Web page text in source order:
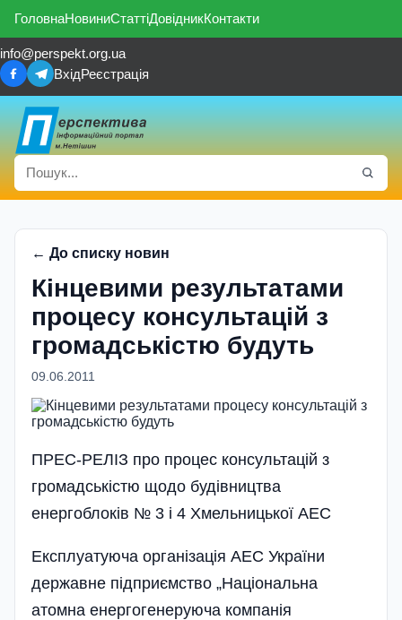
ГоловнаНовиниСтаттіДовідникКонтакти
info@perspekt.org.ua
ВхідРеєстрація
← До списку новин
Кінцевими результатами
процесу консультацій з
громадськістю будуть
09.06.2011
ПРЕС-РЕЛІЗ про процес консультацій з
громадськістю щодо будівництва
енергоблоків № 3 і 4 Хмельницької АЕС
Експлуатуюча організація АЕС України
державне підприємство „Національна
атомна енергогенеруюча компанія